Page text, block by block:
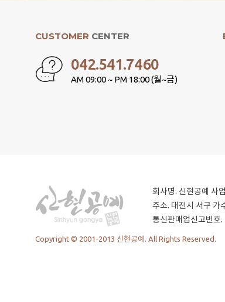
CUSTOMER CENTER
042.541.7460
AM 09:00 ~ PM 18:00 (월~금)
회사명. 신현공예 사
주소. 대전시 서구 가
통신판매업신고번
Copyright © 2001-2013 신현공예. All Rights Reserved.